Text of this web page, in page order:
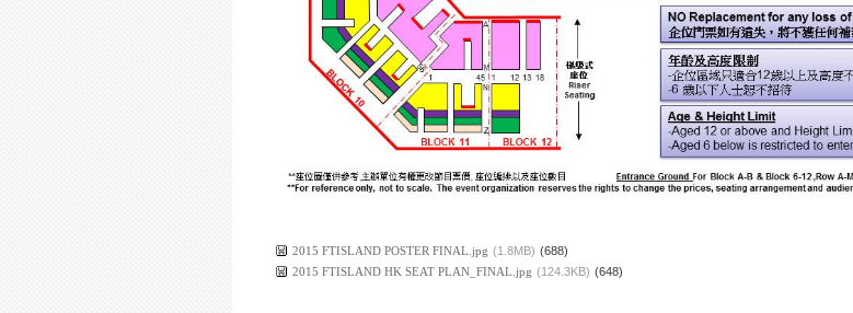
2015 FTISLAND POSTER FINAL.jpg (1.8MB) (688)
2015 FTISLAND HK SEAT PLAN_FINAL.jpg (124.3KB) (648)